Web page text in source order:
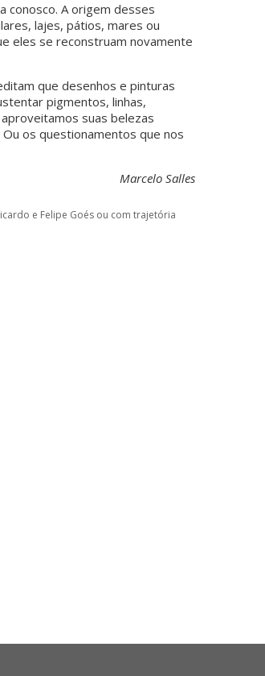
conosco. A origem desses
lajes, pátios, mares ou
eles se reconstruam novamente
que desenhos e pinturas
pigmentos, linhas,
suas belezas
os questionamentos que nos
Marcelo Salles
e Felipe Goés ou com trajetória